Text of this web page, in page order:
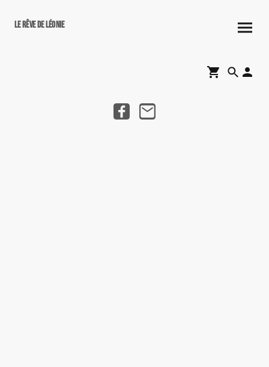
Le rêve de Léonie